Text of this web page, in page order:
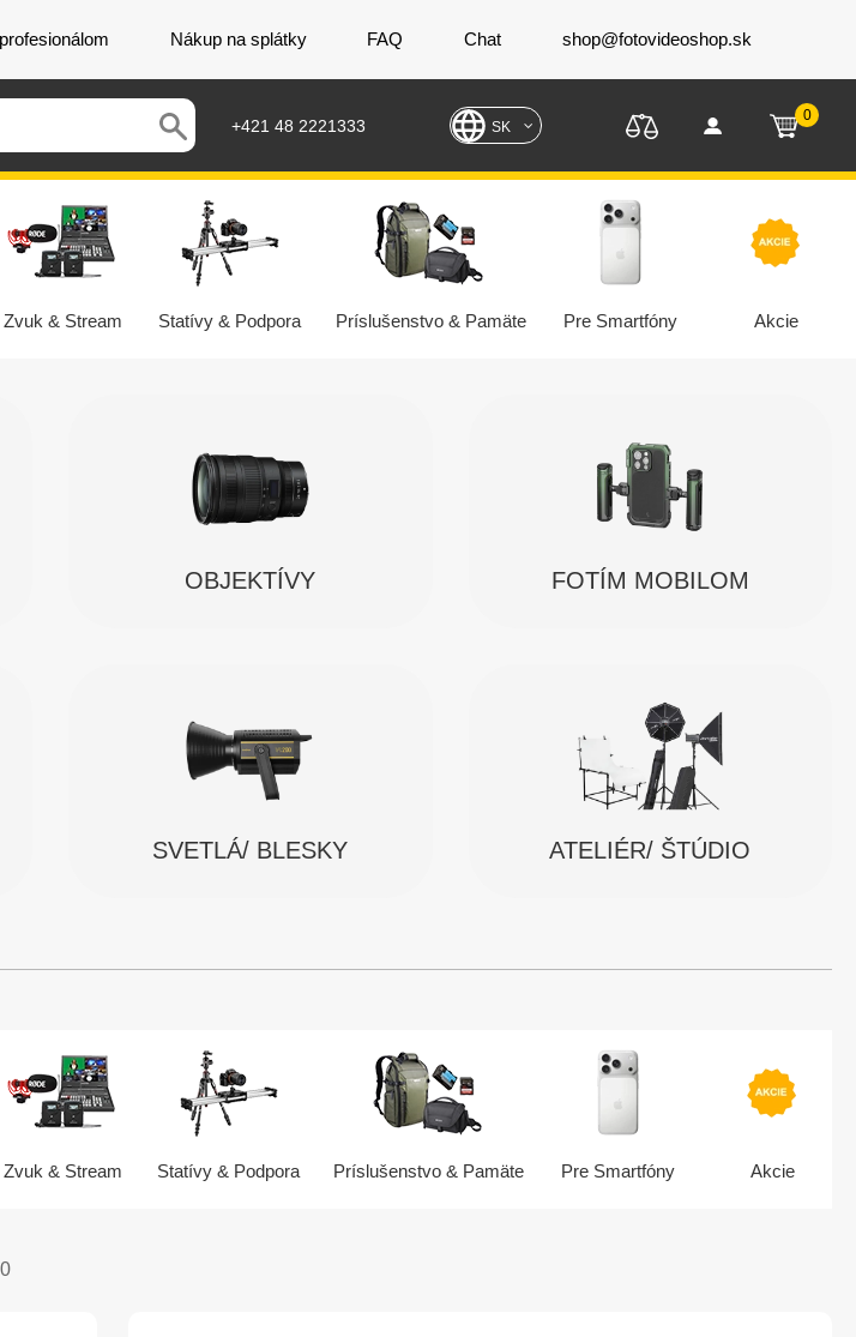
Nákup na splátky FAQ Chat shop@fotovideoshop.sk
+421 48 2221333 SK
0
Zvuk & Stream Statívy & Podpora Príslušenstvo & Pamäte Pre Smartfóny Akcie
OBJEKTÍVY FOTÍM MOBILOM
SVETLÁ/ BLESKY ATELIÉR/ ŠTÚDIO
Zvuk & Stream Statívy & Podpora Príslušenstvo & Pamäte Pre Smartfóny Akcie